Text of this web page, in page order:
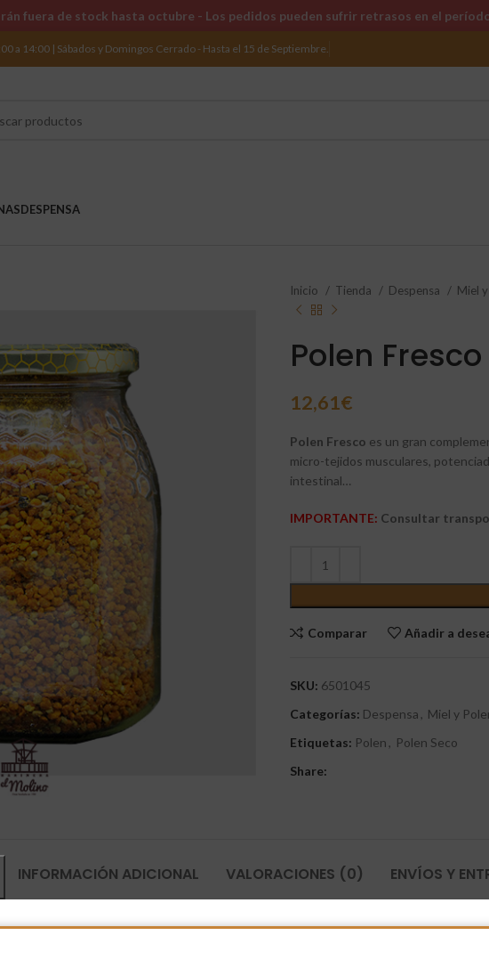
a 14:00 | Sábados y Domingos Cerrado - Hasta el 15 de Septiembre.
DESPENSA
Inicio Tienda Despensa Miel
Polen
12,61€
Polen Fresco es un gran
micro-tejidos musculares,
intestinal…
IMPORTANTE: Consultar
Comparar Añadir a
SKU: 6501045
Categorías: Despensa , Miel y
Etiquetas: Polen , Polen Seco
Share:
INFORMACIÓN ADICIONAL VALORACIONES (0) ENVÍOS Y
usado como revitalizante, regenerador de micro-tejidos musculares,
en
fuera de stock hasta octubre - Los pedidos pueden sufrir retrasos en el